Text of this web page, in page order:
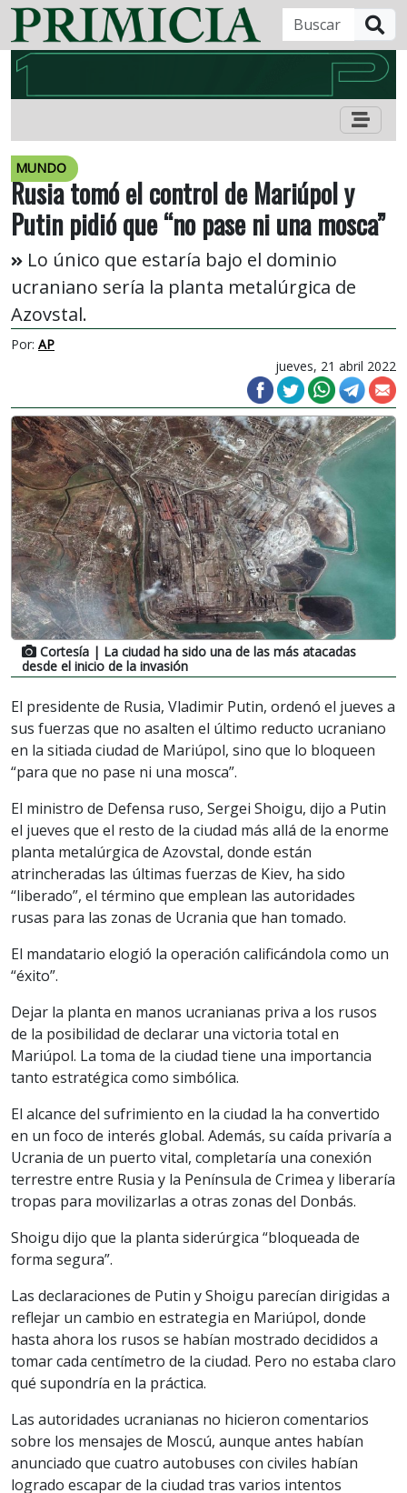
MUNDO
Rusia tomó el control de Mariúpol y
Putin pidió que “no pase ni una mosca”
Lo único que estaría bajo el dominio
ucraniano sería la planta metalúrgica de
Azovstal.
Por: AP
jueves, 21 abril 2022
Cortesía | La ciudad ha sido una de las más atacadas
desde el inicio de la invasión
El presidente de Rusia, Vladimir Putin, ordenó el jueves a
sus fuerzas que no asalten el último reducto ucraniano
en la sitiada ciudad de Mariúpol, sino que lo bloqueen
“para que no pase ni una mosca”.
El ministro de Defensa ruso, Sergei Shoigu, dijo a Putin
el jueves que el resto de la ciudad más allá de la enorme
planta metalúrgica de Azovstal, donde están
atrincheradas las últimas fuerzas de Kiev, ha sido
“liberado”, el término que emplean las autoridades
rusas para las zonas de Ucrania que han tomado.
El mandatario elogió la operación calificándola como un
“éxito”.
Dejar la planta en manos ucranianas priva a los rusos
de la posibilidad de declarar una victoria total en
Mariúpol. La toma de la ciudad tiene una importancia
tanto estratégica como simbólica.
El alcance del sufrimiento en la ciudad la ha convertido
en un foco de interés global. Además, su caída privaría a
Ucrania de un puerto vital, completaría una conexión
terrestre entre Rusia y la Península de Crimea y liberaría
tropas para movilizarlas a otras zonas del Donbás.
Shoigu dijo que la planta siderúrgica “bloqueada de
forma segura”.
Las declaraciones de Putin y Shoigu parecían dirigidas a
reflejar un cambio en estrategia en Mariúpol, donde
hasta ahora los rusos se habían mostrado decididos a
tomar cada centímetro de la ciudad. Pero no estaba claro
qué supondría en la práctica.
Las autoridades ucranianas no hicieron comentarios
sobre los mensajes de Moscú, aunque antes habían
anunciado que cuatro autobuses con civiles habían
logrado escapar de la ciudad tras varios intentos